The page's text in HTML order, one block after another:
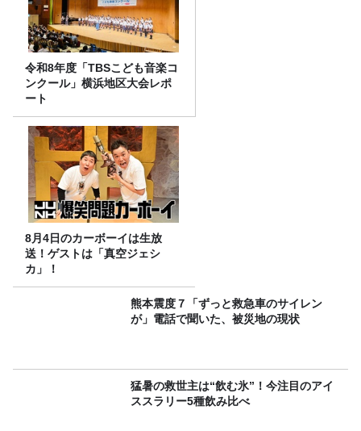
令和8年度「TBSこども音楽コ
ンクール」横浜地区大会レポ
ート
8月4日のカーボーイは生放
送！ゲストは「真空ジェシ
カ」！
熊本震度７「ずっと救急車のサイレン
が」電話で聞いた、被災地の現状
猛暑の救世主は“飲む氷”！今注目のアイ
ススラリー5種飲み比べ